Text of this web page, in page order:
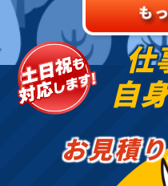
仕
自
お見積